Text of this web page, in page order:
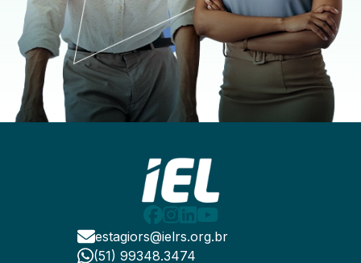
estagiors@ielrs.org.br
(51) 99348.3474